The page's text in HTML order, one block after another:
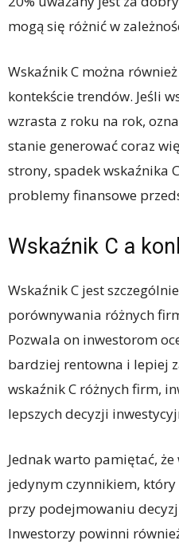
mogą się różnić w
Wskaźnik C można
kontekście trendów. Jeśli
wzrasta z roku na rok,
stanie generować coraz
strony, spadek wskaźnika
problemy finansowe
Wskaźnik C a
Wskaźnik C jest
porównywania różnych
Pozwala on inwestorom
bardziej rentowna i lepiej
wskaźnik C różnych firm,
lepszych decyzji
Jednak warto pamiętać, że
jedynym czynnikiem,
przy podejmowaniu
Inwestorzy powinni